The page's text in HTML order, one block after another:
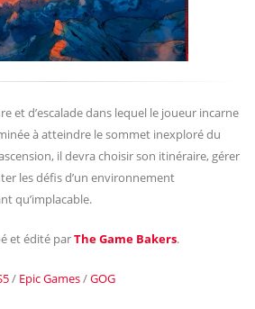
et d’escalade dans lequel le joueur incarne
à atteindre le sommet inexploré du
il devra choisir son itinéraire, gérer
les défis d’un environnement
qu’implacable.
et édité parThe Game Bakers.
/ Epic Games/GOG